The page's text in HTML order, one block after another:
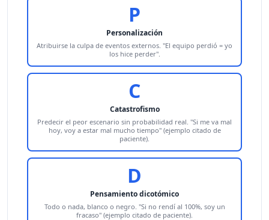
P
Personalización
Atribuirse la culpa de eventos externos. "El equipo perdió = yo
los hice perder".
C
Catastrofismo
Predecir el peor escenario sin probabilidad real. "Si me va mal
hoy, voy a estar mal mucho tiempo" (ejemplo citado de
paciente).
D
Pensamiento dicotómico
Todo o nada, blanco o negro. "Si no rendí al 100%, soy un
fracaso" (ejemplo citado de paciente).